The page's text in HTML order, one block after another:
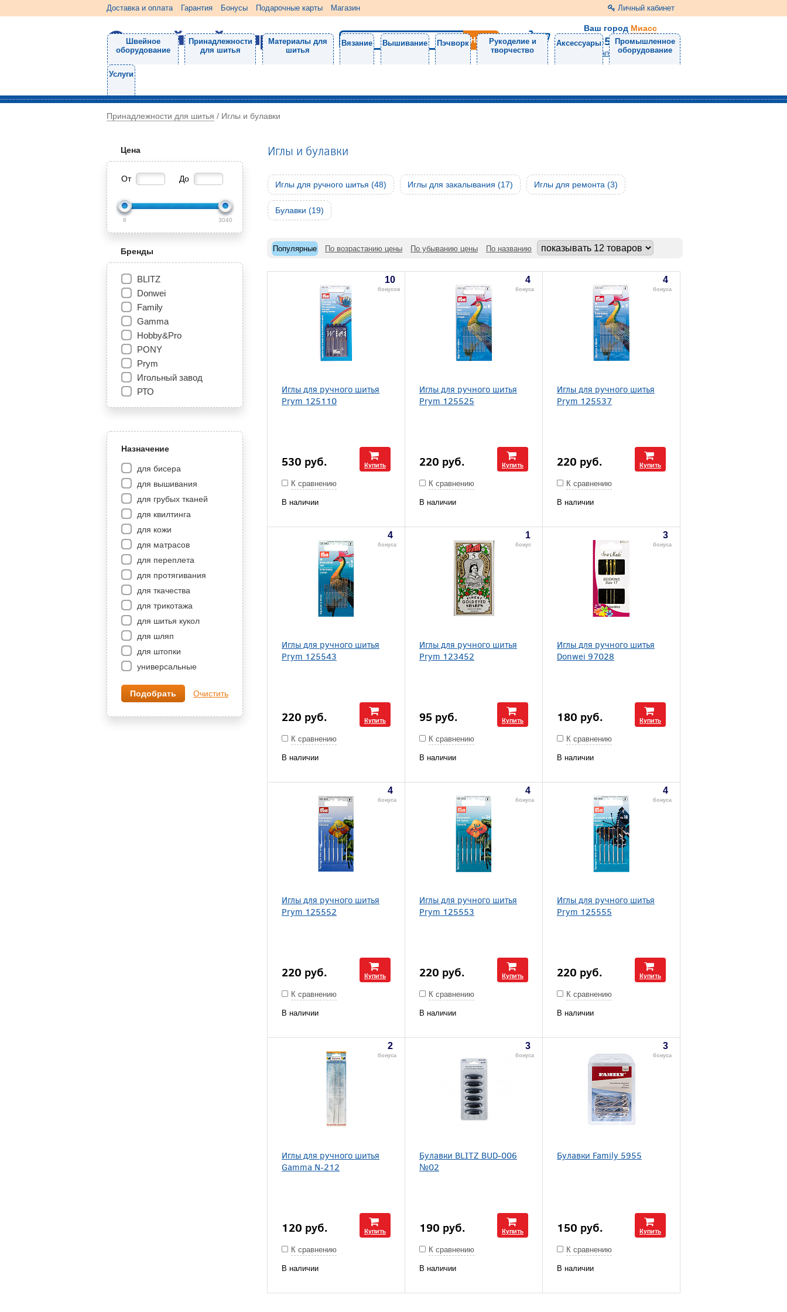
Доставка и оплата Гарантия Бонусы Подарочные карты Магазин Личный кабинет
Ваш город Миасс
8 (3513) 57-98-11
Напишите нам
Швейное
оборудование
Принадлежности
для шитья
Материалы для
шитья
Вязание Вышивание Пэчворк
Рукоделие и
творчество
Аксессуары
Промышленное
оборудование
Услуги
Принадлежности для шитья / Иглы и булавки
Цена
От До
8 3040
Бренды
BLITZ
Donwei
Family
Gamma
Hobby&Pro
PONY
Prym
Игольный завод
РТО
Назначение
для бисера
для вышивания
для грубых тканей
для квилтинга
для кожи
для матрасов
для переплета
для протягивания
для ткачества
для трикотажа
для шитья кукол
для шляп
для штопки
универсальные
Очистить
Иглы и булавки
Иглы для ручного шитья (48) Иглы для закалывания (17) Иглы для ремонта (3)
Булавки (19)
Популярные По возрастанию цены По убыванию цены По названию
10
бонусов
Иглы для ручного шитья
Prym 125110
530 руб. Купить
К сравнению
В наличии
4
бонуса
Иглы для ручного шитья
Prym 125525
220 руб. Купить
К сравнению
В наличии
4
бонуса
Иглы для ручного шитья
Prym 125537
220 руб. Купить
К сравнению
В наличии
4
бонуса
Иглы для ручного шитья
Prym 125543
220 руб. Купить
К сравнению
В наличии
1
бонус
Иглы для ручного шитья
Prym 123452
95 руб. Купить
К сравнению
В наличии
3
бонуса
Иглы для ручного шитья
Donwei 97028
180 руб. Купить
К сравнению
В наличии
4
бонуса
Иглы для ручного шитья
Prym 125552
220 руб. Купить
К сравнению
В наличии
4
бонуса
Иглы для ручного шитья
Prym 125553
220 руб. Купить
К сравнению
В наличии
4
бонуса
Иглы для ручного шитья
Prym 125555
220 руб. Купить
К сравнению
В наличии
2
бонуса
Иглы для ручного шитья
Gamma N-212
120 руб. Купить
К сравнению
В наличии
3
бонуса
Булавки BLITZ BUD-006
№02
190 руб. Купить
К сравнению
В наличии
3
бонуса
Булавки Family 5955
150 руб. Купить
К сравнению
В наличии